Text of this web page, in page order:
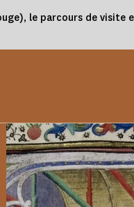
le parcours de